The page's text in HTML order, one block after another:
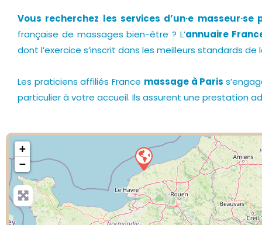
Vous recherchez les services d’un·e
française de massages bien-être ? L’annuaire
dont l’exercice s’inscrit dans les meilleurs standards
Les praticiens affiliés France massage à Paris
particulier à votre accueil. Ils assurent une prestation
+
−